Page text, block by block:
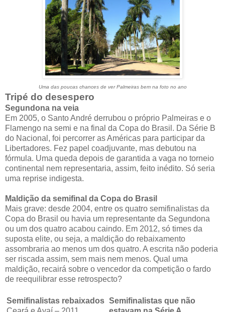
Uma das poucas chances de ver Palmeiras bem na foto no ano
Tripé do desespero
Segundona na veia
Em 2005, o Santo André derrubou o próprio Palmeiras e o
Flamengo na semi e na final da Copa do Brasil. Da Série B
do Nacional, foi percorrer as Américas para participar da
Libertadores. Fez papel coadjuvante, mas debutou na
fórmula. Uma queda depois de garantida a vaga no torneio
continental nem representaria, assim, feito inédito. Só seria
uma reprise indigesta.
Maldição da semifinal da Copa do Brasil
Mais grave: desde 2004, entre os quatro semifinalistas da
Copa do Brasil ou havia um representante da Segundona
ou um dos quatro acabou caindo. Em 2012, só times da
suposta elite, ou seja, a maldição do rebaixamento
assombraria ao menos um dos quatro. A escrita não poderia
ser riscada assim, sem mais nem menos. Qual uma
maldição, recairá sobre o vencedor da competição o fardo
de reequilibrar esse retrospecto?
Semifinalistas rebaixados Semifinalistas que não